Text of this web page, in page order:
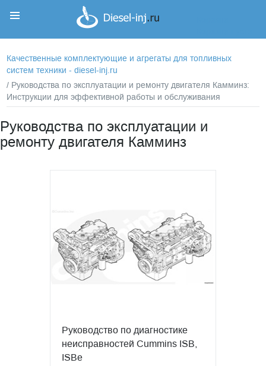
Качественные комплектующие и агрегаты для топливных
систем техники - diesel-inj.ru
/ Руководства по эксплуатации и ремонту двигателя Камминз:
Инструкции для эффективной работы и обслуживания
Руководства по эксплуатации и
ремонту двигателя Камминз
Руководство по диагностике
неисправностей Cummins ISB,
ISBe